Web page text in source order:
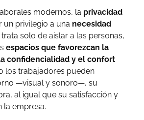
modernos, la privacidad
un privilegio a una necesidad
trata solo de aislar a las personas,
espacios que favorezcan la
confidencialidad y el confort
los trabajadores pueden
—visual y sonoro—, su
al igual que su satisfacción y
empresa.